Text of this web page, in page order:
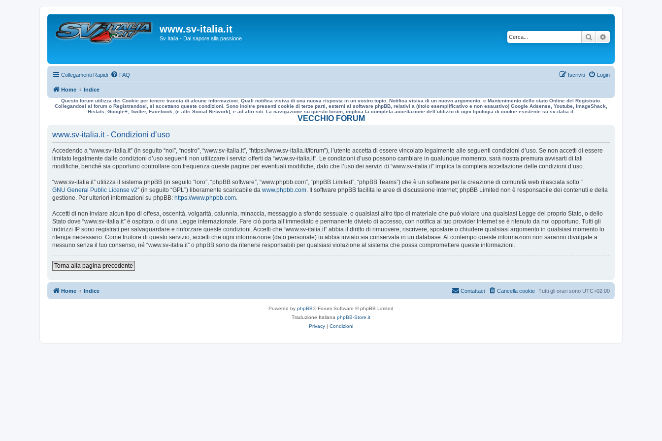
www.sv-italia.it
Sv Italia - Dai sapore alla passione Cerca
Collegamenti Rapidi FAQ Login
Iscriviti
Home Indice
Questo forum utilizza dei Cookie per tenere traccia di alcune informazioni. Quali notifica visiva di una nuova risposta in un vostro topic, Notifica visiva di un nuovo argomento, e Mantenimento dello stato Online del Registrato.
Collegandosi al forum o Registrandosi, si accettano queste condizioni. Sono inoltre presenti cookie di terze parti, esterni al software phpBB, relativi a (titolo esemplificativo e non esaustivo) Google Adsense, Youtube, ImageShack,
Histats, Google+, Twitter, Facebook, (e altri Social Network), e ad altri siti. La navigazione su questo forum, implica la completa accettazione dell’utilizzo di ogni tipologia di cookie esistente su sv-italia.it.
VECCHIO FORUM
www.sv-italia.it - Condizioni d’uso
Accedendo a “www.sv-italia.it” (in seguito “noi”, “nostro”, “www.sv-italia.it”, “https://www.sv-italia.it/forum”), l’utente accetta di essere vincolato legalmente alle seguenti condizioni d’uso. Se non accetti di essere
limitato legalmente dalle condizioni d’uso seguenti non utilizzare i servizi offerti da “www.sv-italia.it”. Le condizioni d’uso possono cambiare in qualunque momento, sarà nostra premura avvisarti di tali
modifiche, benché sia opportuno controllare con frequenza queste pagine per eventuali modifiche, dato che l’uso dei servizi di “www.sv-italia.it” implica la completa accettazione delle condizioni d’uso.
“www.sv-italia.it” utilizza il sistema phpBB (in seguito “loro”, “phpBB software”, “www.phpbb.com”, “phpBB Limited”, “phpBB Teams”) che è un software per la creazione di comunità web rilasciata sotto “
GNU General Public License v2” (in seguito “GPL”) liberamente scaricabile da www.phpbb.com. Il software phpBB facilita le aree di discussione internet; phpBB Limited non è responsabile dei contenuti e della
gestione. Per ulteriori informazioni su phpBB: https://www.phpbb.com.
Accetti di non inviare alcun tipo di offesa, oscenità, volgarità, calunnia, minaccia, messaggio a sfondo sessuale, o qualsiasi altro tipo di materiale che può violare una qualsiasi Legge del proprio Stato, o dello
Stato dove “www.sv-italia.it” è ospitato, o di una Legge internazionale. Fare ciò porta all’immediato e permanente divieto di accesso, con notifica al tuo provider Internet se è ritenuto da noi opportuno. Tutti gli
indirizzi IP sono registrati per salvaguardare e rinforzare queste condizioni. Accetti che “www.sv-italia.it” abbia il diritto di rimuovere, riscrivere, spostare o chiudere qualsiasi argomento in qualsiasi momento lo
ritenga necessario. Come fruitore di questo servizio, accetti che ogni informazione (dato personale) tu abbia inviato sia conservata in un database. Al contempo queste informazioni non saranno divulgate a
nessuno senza il tuo consenso, né “www.sv-italia.it” o phpBB sono da ritenersi responsabili per qualsiasi violazione al sistema che possa compromettere queste informazioni.
Torna alla pagina precedente
Home Indice Tutti gli orari sono UTC+02:00
Cancella cookie
Contattaci
Powered by phpBB® Forum Software © phpBB Limited
Traduzione Italiana phpBB-Store.it
Privacy | Condizioni